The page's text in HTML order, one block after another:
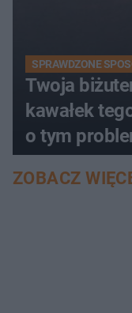
SPRAWDZONE
Twoja
kawałek
o tym
ZOBACZ